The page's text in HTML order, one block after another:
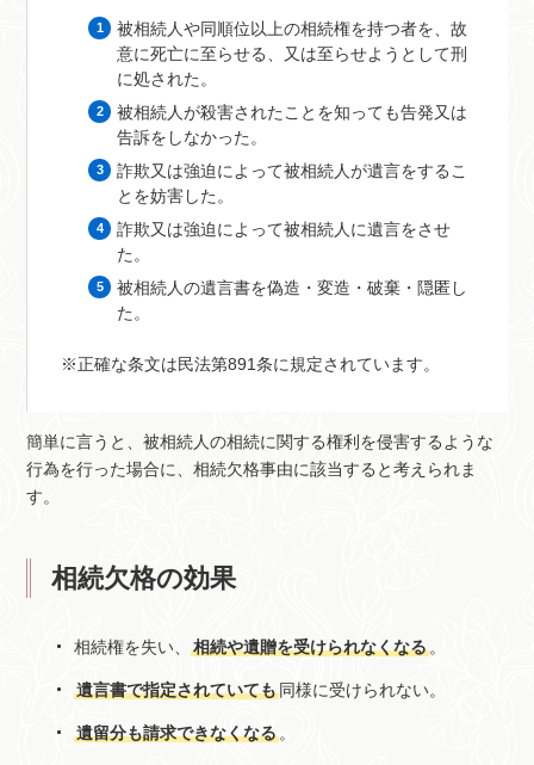
被相続人や同順位以上の相続権を持つ者を、故
意に死亡に至らせる、又は至らせようとして刑
に処された。
被相続人が殺害されたことを知っても告発又は
告訴をしなかった。
詐欺又は強迫によって被相続人が遺言をするこ
とを妨害した。
詐欺又は強迫によって被相続人に遺言をさせ
た。
被相続人の遺言書を偽造・変造・破棄・隠匿し
た。
※正確な条文は民法第891条に規定されています。
簡単に言うと、被相続人の相続に関する権利を侵害するような
行為を行った場合に、相続欠格事由に該当すると考えられま
す。
相続欠格の効果
相続権を失い、相続や遺贈を受けられなくなる 。
遺言書で指定されていても同様に受けられない。
遺留分も請求できなくなる。